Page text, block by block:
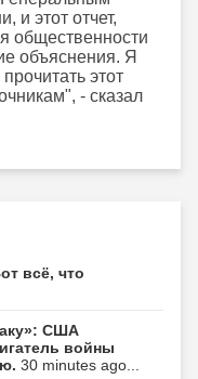
и этот отчет,
общественности
объяснения. Я
этот
- сказал
всё, что
США
войны
30 minutes ago...